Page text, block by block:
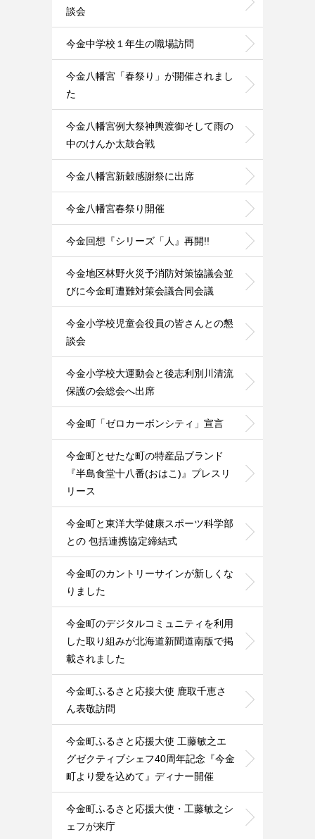
談会
今金中学校１年生の職場訪問
今金八幡宮「春祭り」が開催されまし
た
今金八幡宮例大祭神輿渡御そして雨の
中のけんか太鼓合戦
今金八幡宮新穀感謝祭に出席
今金八幡宮春祭り開催
今金回想『シリーズ「人』再開!!
今金地区林野火災予消防対策協議会並
びに今金町遭難対策会議合同会議
今金小学校児童会役員の皆さんとの懇
談会
今金小学校大運動会と後志利別川清流
保護の会総会へ出席
今金町「ゼロカーボンシティ」宣言
今金町とせたな町の特産品ブランド
『半島食堂十八番(おはこ)』プレスリ
リース
今金町と東洋大学健康スポーツ科学部
との 包括連携協定締結式
今金町のカントリーサインが新しくな
りました
今金町のデジタルコミュニティを利用
した取り組みが北海道新聞道南版で掲
載されました
今金町ふるさと応接大使 鹿取千恵さ
ん表敬訪問
今金町ふるさと応援大使 工藤敏之エ
グゼクティブシェフ40周年記念『今金
町より愛を込めて』ディナー開催
今金町ふるさと応援大使・工藤敏之シ
ェフが来庁